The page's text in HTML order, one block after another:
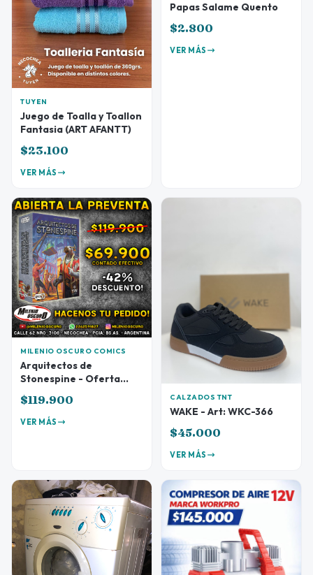
TUYEN
Juego de Toalla y Toallon
Fantasia (ART AFANTT)
$23.100
VER MÁS
Papas Salame Quento
$2.800
VER MÁS
MILENIO OSCURO COMICS
Arquitectos de
Stonespine - Oferta
$119.900
VER MÁS
CALZADOS TNT
WAKE - Art: WKC-366
$45.000
VER MÁS